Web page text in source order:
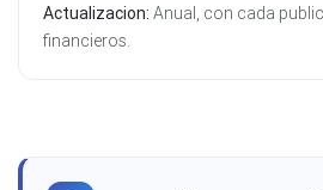
Actualizacion: Anual, con cada
financieros.